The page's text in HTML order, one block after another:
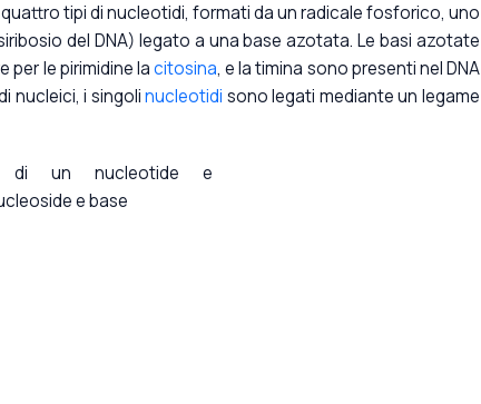
tipi di nucleotidi, formati da un radicale fosforico, uno
del DNA) legato a una base azotata. Le basi azotate
per le pirimidine lacitosina, e la timina sono presenti nel DNA
nucleici, i singolinucleotidi sono legati mediante un legame